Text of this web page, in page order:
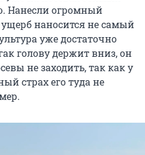
Нанесли огромный
наносится не самый
уже достаточно
голову держит вниз, он
не заходить, так как у
страх его туда не